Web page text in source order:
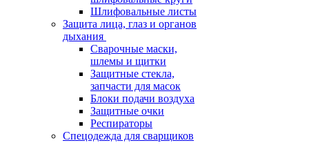
Шлифовальные листы
Защита лица, глаз и органов
дыхания
Сварочные маски,
шлемы и щитки
Защитные стекла,
запчасти для масок
Блоки подачи воздуха
Защитные очки
Респираторы
Спецодежда для сварщиков